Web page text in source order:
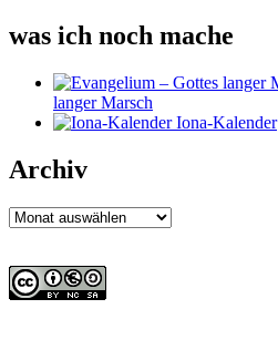
was ich noch mache
langer Marsch
Iona-Kalender
Archiv
Archiv